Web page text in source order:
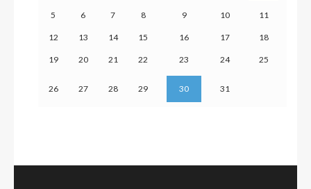
5 6 7 8 9 10 11
12 13 14 15 16 17 18
19 20 21 22 23 24 25
26 27 28 29 30 31